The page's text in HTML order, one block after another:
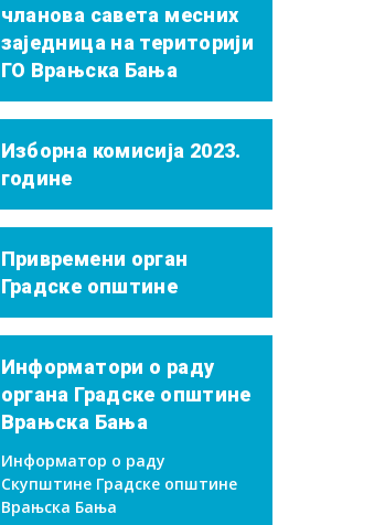
чланова савета месних
заједница на територији
ГО Врањска Бања
Изборна комисија 2023.
године
Привремени орган
Градске општине
Информатори о раду
органа Градске општине
Врањска Бања
Информатор о раду
Скупштине Градске општине
Врањска Бања